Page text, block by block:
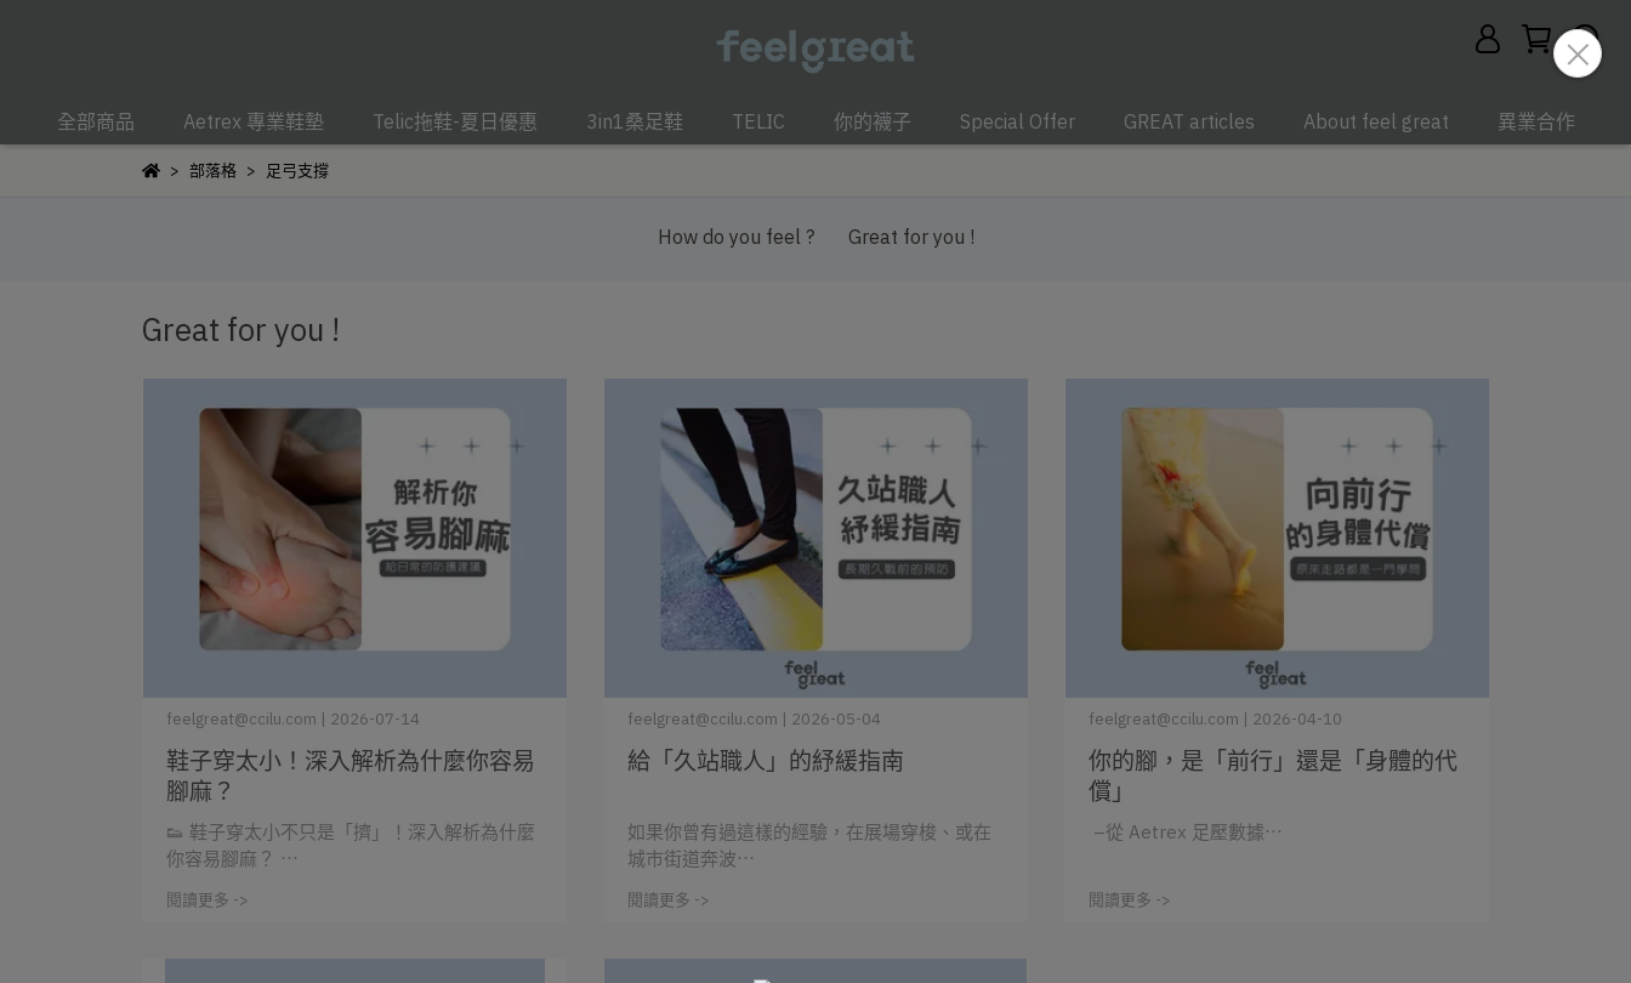
全部商品 Aetrex 專業鞋墊 Telic拖鞋-夏日優惠 3in1桑足鞋 TELIC 你的襪子 Special Offer GREAT articles About feel great 異業合作
部落格 足弓支撐
How do you feel ? Great for you !
Great for you !
鞋子穿太小！深入解析為什麼你容易
腳麻？
feelgreat@ccilu.com | 2026-07-14
👟 鞋子穿太小不只是「擠」！深入解析為什麼
你容易腳麻？ ⋯
閱讀更多 ->
給「久站職人」的紓緩指南
feelgreat@ccilu.com | 2026-05-04
如果你曾有過這樣的經驗，在展場穿梭、或在
城市街道奔波⋯
閱讀更多 ->
你的腳，是「前行」還是「身體的代
償」
feelgreat@ccilu.com | 2026-04-10
–從 Aetrex 足壓數據⋯
閱讀更多 ->